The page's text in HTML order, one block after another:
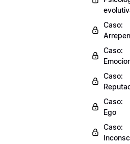
Caso:
Caso:
Caso:
Caso:
Ego
Caso: